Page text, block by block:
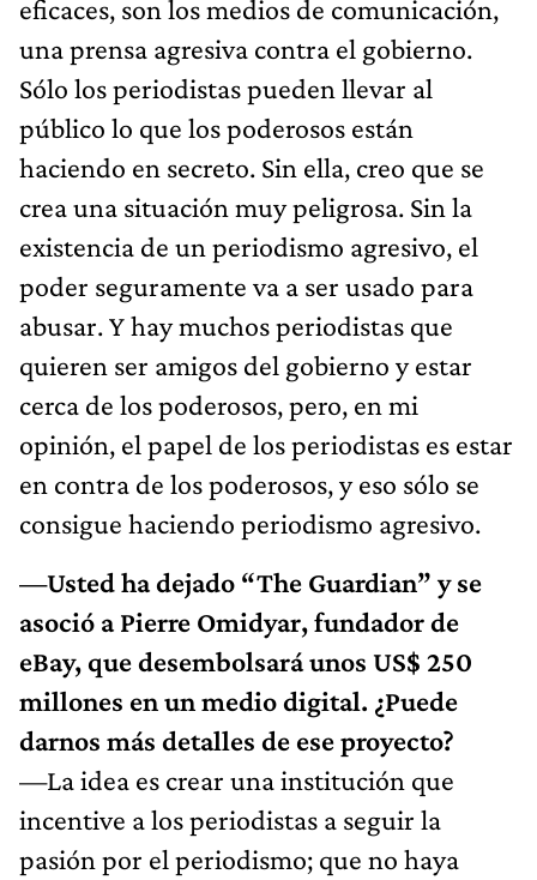
eficaces, son los medios de comunicación,
una prensa agresiva contra el gobierno.
Sólo los periodistas pueden llevar al
público lo que los poderosos están
haciendo en secreto. Sin ella, creo que se
crea una situación muy peligrosa. Sin la
existencia de un periodismo agresivo, el
poder seguramente va a ser usado para
abusar. Y hay muchos periodistas que
quieren ser amigos del gobierno y estar
cerca de los poderosos, pero, en mi
opinión, el papel de los periodistas es estar
en contra de los poderosos, y eso sólo se
consigue haciendo periodismo agresivo.
—Usted ha dejado “The Guardian” y se
asoció a Pierre Omidyar, fundador de
eBay, que desembolsará unos US$ 250
millones en un medio digital. ¿Puede
darnos más detalles de ese proyecto?
—La idea es crear una institución que
incentive a los periodistas a seguir la
pasión por el periodismo; que no haya